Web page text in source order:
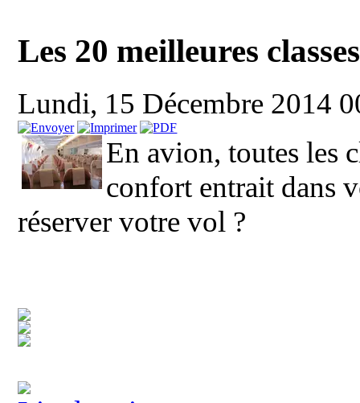
Les 20 meilleures
Lundi, 15 Décembre 2014
En avion, toutes les
confort entrait dans
réserver votre vol ?